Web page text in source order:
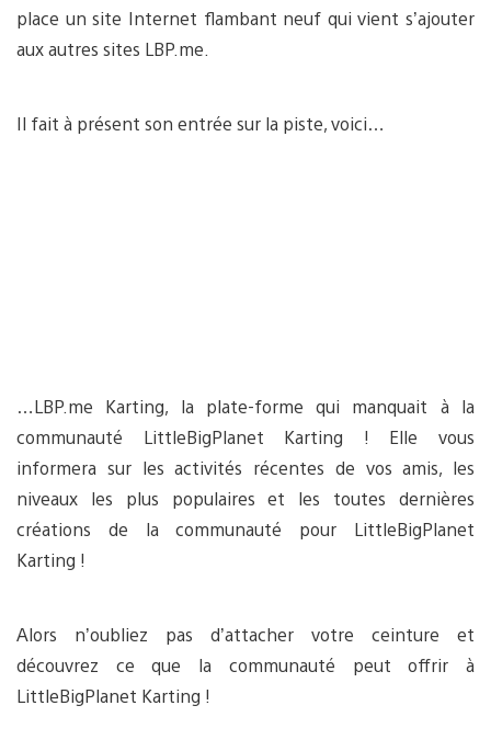
place un site Internet flambant neuf qui vient s’ajouter
aux autres sites LBP.me.
Il fait à présent son entrée sur la piste, voici…
…LBP.me Karting, la plate-forme qui manquait à la
communauté LittleBigPlanet Karting ! Elle vous
informera sur les activités récentes de vos amis, les
niveaux les plus populaires et les toutes dernières
créations de la communauté pour LittleBigPlanet
Karting !
Alors n’oubliez pas d’attacher votre ceinture et
découvrez ce que la communauté peut offrir à
LittleBigPlanet Karting !